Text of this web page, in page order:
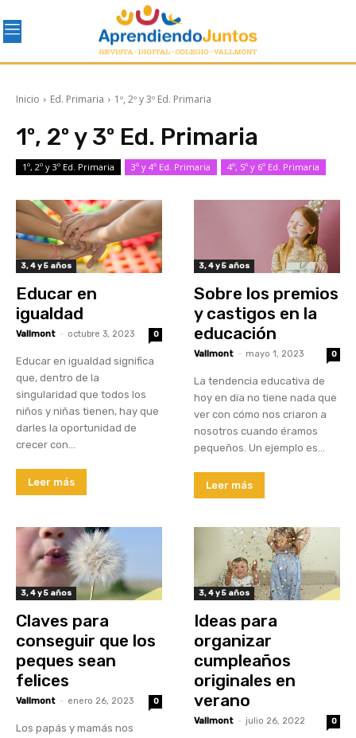
Inicio Ed. Primaria 1º, 2º y 3º Ed. Primaria
1º, 2º y 3º Ed. Primaria
1º, 2º y 3º Ed. Primaria 3º y 4º Ed. Primaria 4º, 5º y 6º Ed. Primaria
3, 4 y 5 años
Educar en
igualdad
Vallmont - octubre 3, 2023 0
Educar en igualdad significa
que, dentro de la
singularidad que todos los
niños y niñas tienen, hay que
darles la oportunidad de
crecer con...
Leer más
3, 4 y 5 años
Sobre los premios
y castigos en la
educación
Vallmont - mayo 1, 2023 0
La tendencia educativa de
hoy en día no tiene nada que
ver con cómo nos criaron a
nosotros cuando éramos
pequeños. Un ejemplo es...
Leer más
3, 4 y 5 años
Claves para
conseguir que los
peques sean
felices
Vallmont - enero 26, 2023 0
Los papás y mamás nos
3, 4 y 5 años
Ideas para
organizar
cumpleaños
originales en
verano
Vallmont - julio 26, 2022 0